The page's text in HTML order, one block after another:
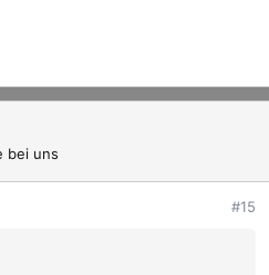
bei uns
#15